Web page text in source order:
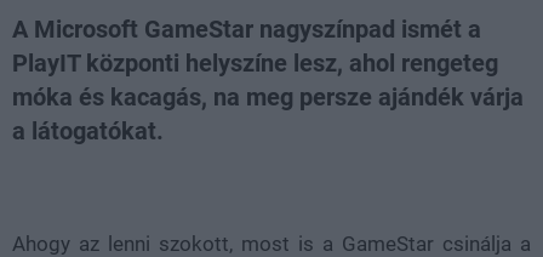
A Microsoft GameStar nagyszínpad ismét a
PlayIT központi helyszíne lesz, ahol rengeteg
móka és kacagás, na meg persze ajándék várja
a látogatókat.
Ahogy az lenni szokott, most is a GameStar csinálja a